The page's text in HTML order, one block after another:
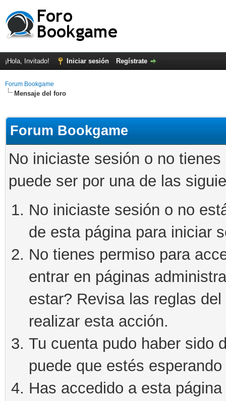
¡Hola, Invitado! Iniciar sesión Regístrate
Forum Bookgame
Mensaje del foro
Forum Bookgame
No iniciaste sesión o no
puede ser por una de las
No iniciaste sesión o no
de esta página para iniciar
No tienes permiso para
entrar en páginas
estar? Revisa las reglas
realizar esta acción.
Tu cuenta pudo haber sido
puede que estés
Has accedido a esta